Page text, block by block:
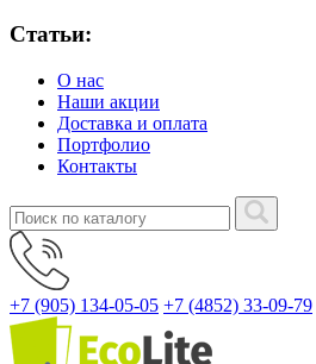
Статьи:
О нас
Наши акции
Доставка и оплата
Портфолио
Контакты
+7 (905) 134-05-05 +7 (4852) 33-09-79